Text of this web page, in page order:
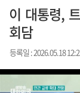
이 대통령,
회담
등록일 : 2026.05.18